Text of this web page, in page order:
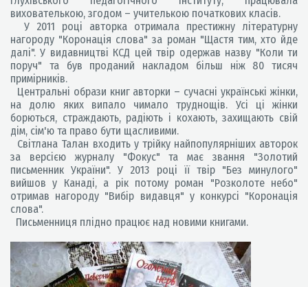
вихователькою, згодом – учителькою початкових класів.
У 2011 році авторка отримала престижну літературну
нагороду "Коронація слова" за роман "Щастя тим, хто йде
далі". У видавництві КСД цей твір одержав назву "Коли ти
поруч" та був проданий накладом більш ніж 80 тисяч
примірників.
Центральні образи книг авторки – сучасні українські жінки,
на долю яких випало чимало труднощів. Усі ці жінки
борються, страждають, радіють і кохають, захищають свій
дім, сім'ю та право бути щасливими.
Світлана Талан входить у трійку найпопулярніших авторок
за версією журналу "Фокус" та має звання "Золотий
письменник України". У 2013 році її твір "Без минулого"
вийшов у Канаді, а рік потому роман "Розколоте небо"
отримав нагороду "Вибір видавця" у конкурсі "Коронація
слова".
Письменниця плідно працює над новими книгами.